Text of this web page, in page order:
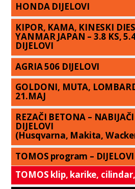
HONDA DIJELOVI
KIPOR, KAMA, KINESKI
YANMAR JAPAN – 3.8 KS,
DIJELOVI
AGRIA 506 DIJELOVI
GOLDONI, MUTA,
21.MAJ
REZAČI BETONA –
DIJELOVI
(Husqvarna, Makita,
TOMOS program – DIJELOVI
TOMOS klip, karike,